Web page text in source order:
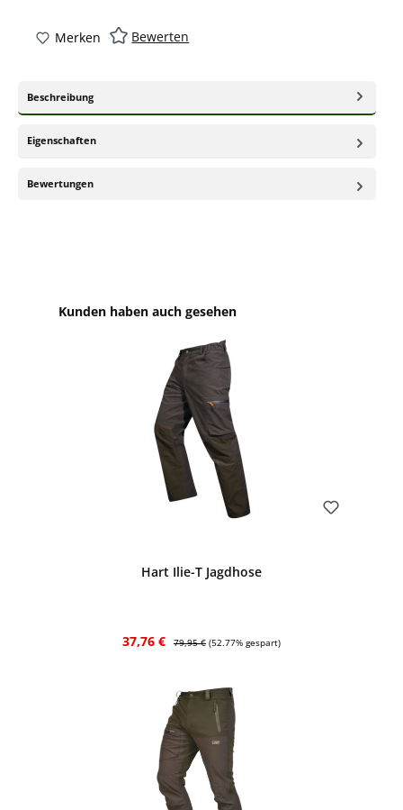
Merken Bewerten
Beschreibung
Eigenschaften
Bewertungen
Produktgalerie überspringen
Kunden haben auch gesehen
Hart Ilie-T Jagdhose
Verkaufspreis:
37,76 € Regulärer Preis:
79,95 € (52.77% gespart)